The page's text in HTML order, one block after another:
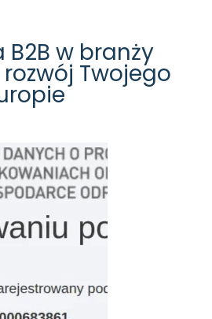
B2B w branży
Twojego